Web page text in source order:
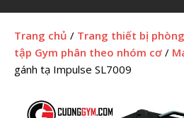
Trang chủ / Trang thiết bị
tập Gym phân theo nhóm cơ /
gánh tạ Impulse SL7009